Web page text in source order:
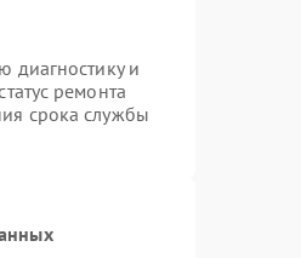
диагностику и
ремонта
срока службы